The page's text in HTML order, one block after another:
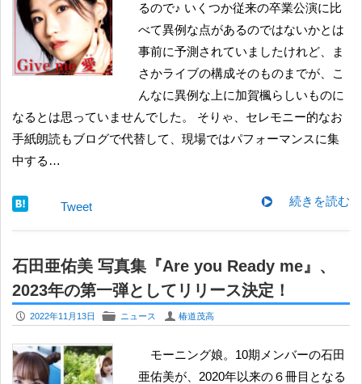
るので♪ いくつか従来の卒業公演に比
べて異例な点があるのではないかとは
事前に予測されていましたけれど、ま
さかライブの構成そのものまでが、こ
んなに異例な上に加賀楓らしいものに
なるとは思っていませんでした。 そりゃ、セレモニー的なお
手紙朗読もブログで代替して、現場ではパフォーマンスに集
中する…
続きを読む
Tweet
石田亜佑美 写真集『Are you Ready me』、
2023年の第一弾としてリリース決定！
P 2022年11月13日 F ニュース U 椿道茂高
モーニング娘。10期メンバーの石田
亜佑美が、2020年以来の６冊目となる